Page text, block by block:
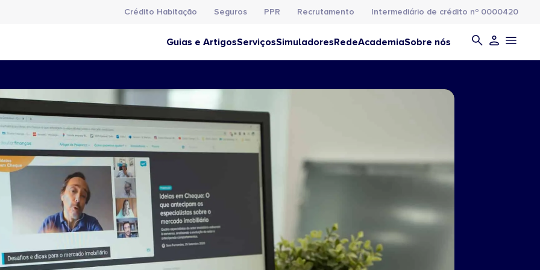
Crédito Habitação Seguros PPR Recrutamento Intermediário de crédito nº 0000420
Guias e ArtigosServiçosSimuladoresRedeAcademiaSobre nós